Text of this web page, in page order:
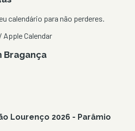
calendário para não perderes.
Apple Calendar
Bragança
Lourenço 2026 - Parâmio